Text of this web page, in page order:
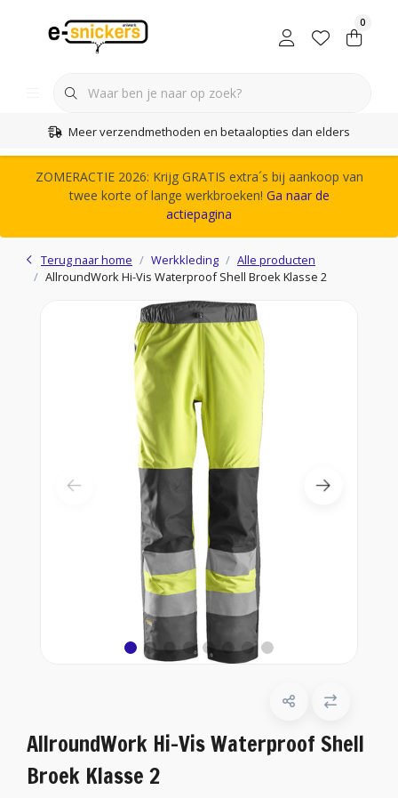
0
Meer verzendmethoden en betaalopties dan elders
ZOMERACTIE 2026: Krijg GRATIS extra´s bij aankoop van
twee korte of lange werkbroeken! Ga naar de
actiepagina
Terug naar home Werkkleding
Alle producten
AllroundWork Hi-Vis Waterproof Shell Broek Klasse 2
AllroundWork Hi-Vis Waterproof Shell
Broek Klasse 2